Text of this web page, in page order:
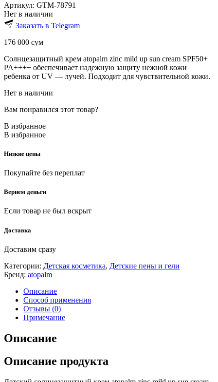
Артикул: GTM-78791
Нет в наличии
Заказать в Telegram
176 000 сум
Солнцезащитный крем atopalm zinc mild up sun cream SPF50+
PA++++ обеспечивает надежную защиту нежной кожи
ребенка от UV — лучей. Подходит для чувствительной кожи.
Нет в наличии
Вам понравился этот товар?
В избранное
В избранное
Низкие цены
Покупайте без переплат
Вернем деньги
Если товар не был вскрыт
Доставка
Доставим сразу
Категории: Детская косметика, Детские пены и гели
Бренд: atopalm
Описание
Способ применения
Отзывы (0)
Примечание
Описание
Описание продукта